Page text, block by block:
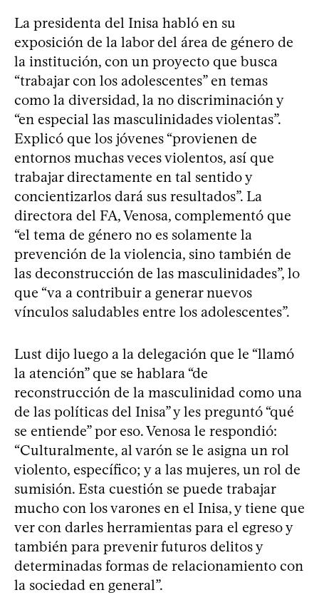
La presidenta del Inisa habló en su
exposición de la labor del área de género de
la institución, con un proyecto que busca
“trabajar con los adolescentes” en temas
como la diversidad, la no discriminación y
“en especial las masculinidades violentas”.
Explicó que los jóvenes “provienen de
entornos muchas veces violentos, así que
trabajar directamente en tal sentido y
concientizarlos dará sus resultados”. La
directora del FA, Venosa, complementó que
“el tema de género no es solamente la
prevención de la violencia, sino también de
las deconstrucción de las masculinidades”, lo
que “va a contribuir a generar nuevos
vínculos saludables entre los adolescentes”.
Lust dijo luego a la delegación que le “llamó
la atención” que se hablara “de
reconstrucción de la masculinidad como una
de las políticas del Inisa” y les preguntó “qué
se entiende” por eso. Venosa le respondió:
“Culturalmente, al varón se le asigna un rol
violento, específico; y a las mujeres, un rol de
sumisión. Esta cuestión se puede trabajar
mucho con los varones en el Inisa, y tiene que
ver con darles herramientas para el egreso y
también para prevenir futuros delitos y
determinadas formas de relacionamiento con
la sociedad en general”.